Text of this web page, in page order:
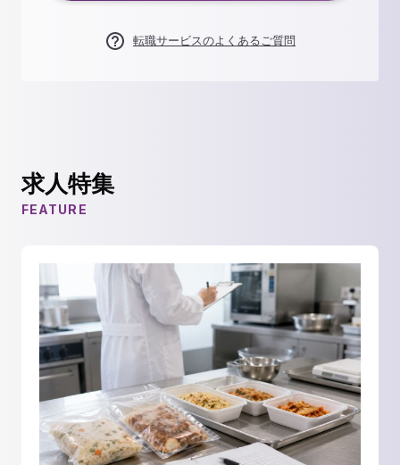
転職サービスのよくあるご質問
求人特集
FEATURE